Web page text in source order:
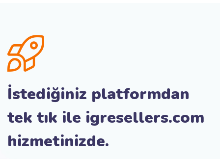
İstediğiniz platformdan
tek tık ile igresellers.com
hizmetinizde.